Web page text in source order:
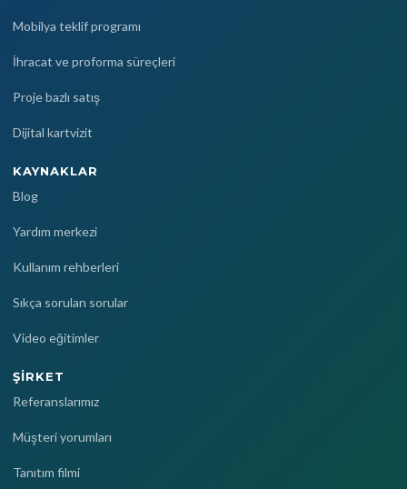
Mobilya teklif programı
İhracat ve proforma süreçleri
Proje bazlı satış
Dijital kartvizit
KAYNAKLAR
Blog
Yardım merkezi
Kullanım rehberleri
Sıkça sorulan sorular
Video eğitimler
ŞIRKET
Referanslarımız
Müşteri yorumları
Tanıtım filmi